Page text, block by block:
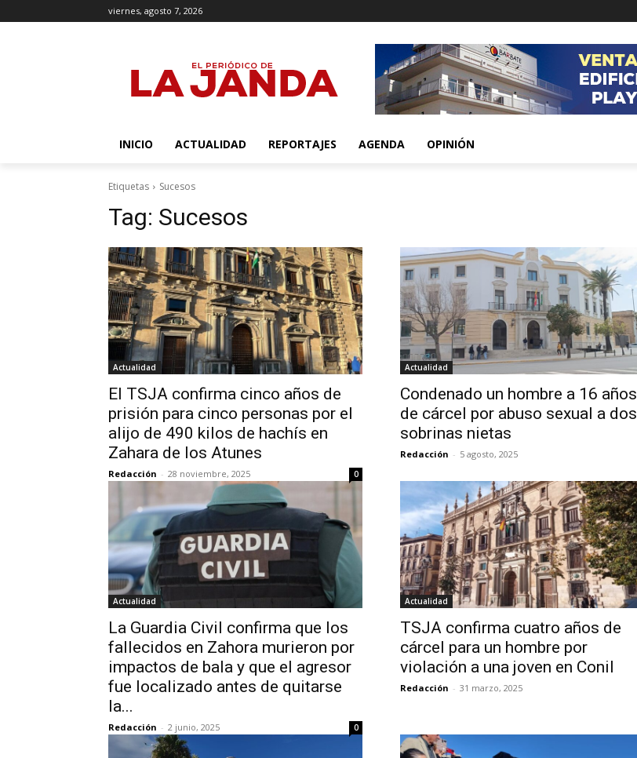
viernes, agosto 7, 2026
INICIO ACTUALIDAD REPORTAJES AGENDA OPINIÓN
Etiquetas Sucesos
Tag: Sucesos
Actualidad
El TSJA confirma cinco años de
prisión para cinco personas por el
alijo de 490 kilos de hachís en
Zahara de los Atunes
Redacción - 28 noviembre, 2025 0
Actualidad
Condenado un hombre a 16 años
de cárcel por abuso sexual a dos
sobrinas nietas
Redacción - 5 agosto, 2025
Actualidad
La Guardia Civil confirma que los
fallecidos en Zahora murieron por
impactos de bala y que el agresor
fue localizado antes de quitarse
la...
Redacción - 2 junio, 2025 0
Actualidad
TSJA confirma cuatro años de
cárcel para un hombre por
violación a una joven en Conil
Redacción - 31 marzo, 2025